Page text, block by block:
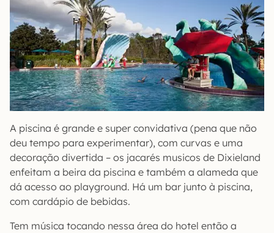
A piscina é grande e super convidativa (pena que não
deu tempo para experimentar), com curvas e uma
decoração divertida – os jacarés musicos de Dixieland
enfeitam a beira da piscina e também a alameda que
dá acesso ao playground. Há um bar junto à piscina,
com cardápio de bebidas.
Tem música tocando nessa área do hotel então a